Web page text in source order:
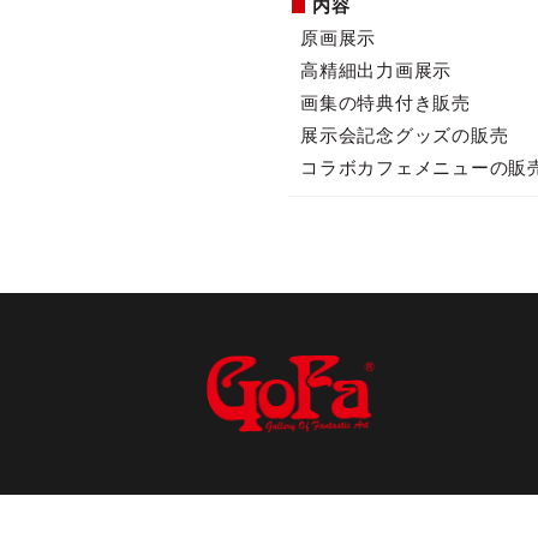
内容
原画展示
高精細出力画展示
画集の特典付き販売
展示会記念グッズの販売
コラボカフェメニューの販